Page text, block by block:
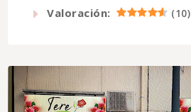
Valoración: (10)